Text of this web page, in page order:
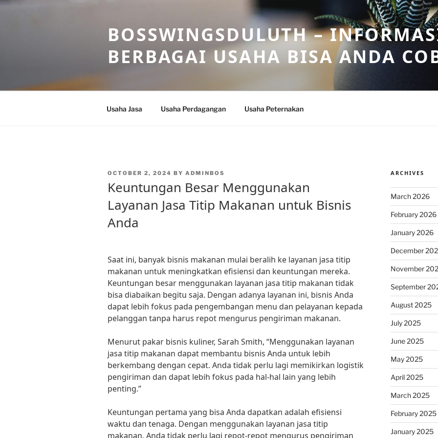
Skip
BOSSWINGSDULUTH –
BERBAGAI USAHA BISA ANDA
Usaha Jasa Usaha Perdagangan Usaha Peternakan
POSTED
OCTOBER 2, 2024 BY ADMINBOS
Keuntungan Besar Menggunakan
Layanan Jasa Titip Makanan untuk Bisnis
Anda
Saat ini, banyak bisnis makanan mulai beralih ke layanan jasa titip
makanan untuk meningkatkan efisiensi dan keuntungan mereka.
Keuntungan besar menggunakan layanan jasa titip makanan tidak
bisa diabaikan begitu saja. Dengan adanya layanan ini, bisnis Anda
dapat lebih fokus pada pengembangan menu dan pelayanan kepada
pelanggan tanpa harus repot mengurus pengiriman makanan.
Menurut pakar bisnis kuliner, Sarah Smith, “Menggunakan layanan
jasa titip makanan dapat membantu bisnis Anda untuk lebih
berkembang dengan cepat. Anda tidak perlu lagi memikirkan logistik
pengiriman dan dapat lebih fokus pada hal-hal lain yang lebih
penting.”
Keuntungan pertama yang bisa Anda dapatkan adalah efisiensi
waktu dan tenaga. Dengan menggunakan layanan jasa titip
makanan, Anda tidak perlu lagi repot-repot mengurus pengiriman
ARCHIVES
March 2026
February 2026
January 2026
December
November
September
August 2025
July 2025
June 2025
May 2025
April 2025
March 2025
February 2025
January 2025